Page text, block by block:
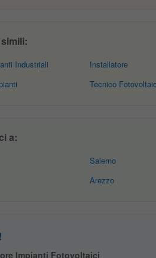
Industriali
Installatore
Tecnico
a:
Salerno
Arezzo
Impianti Fotovoltaici